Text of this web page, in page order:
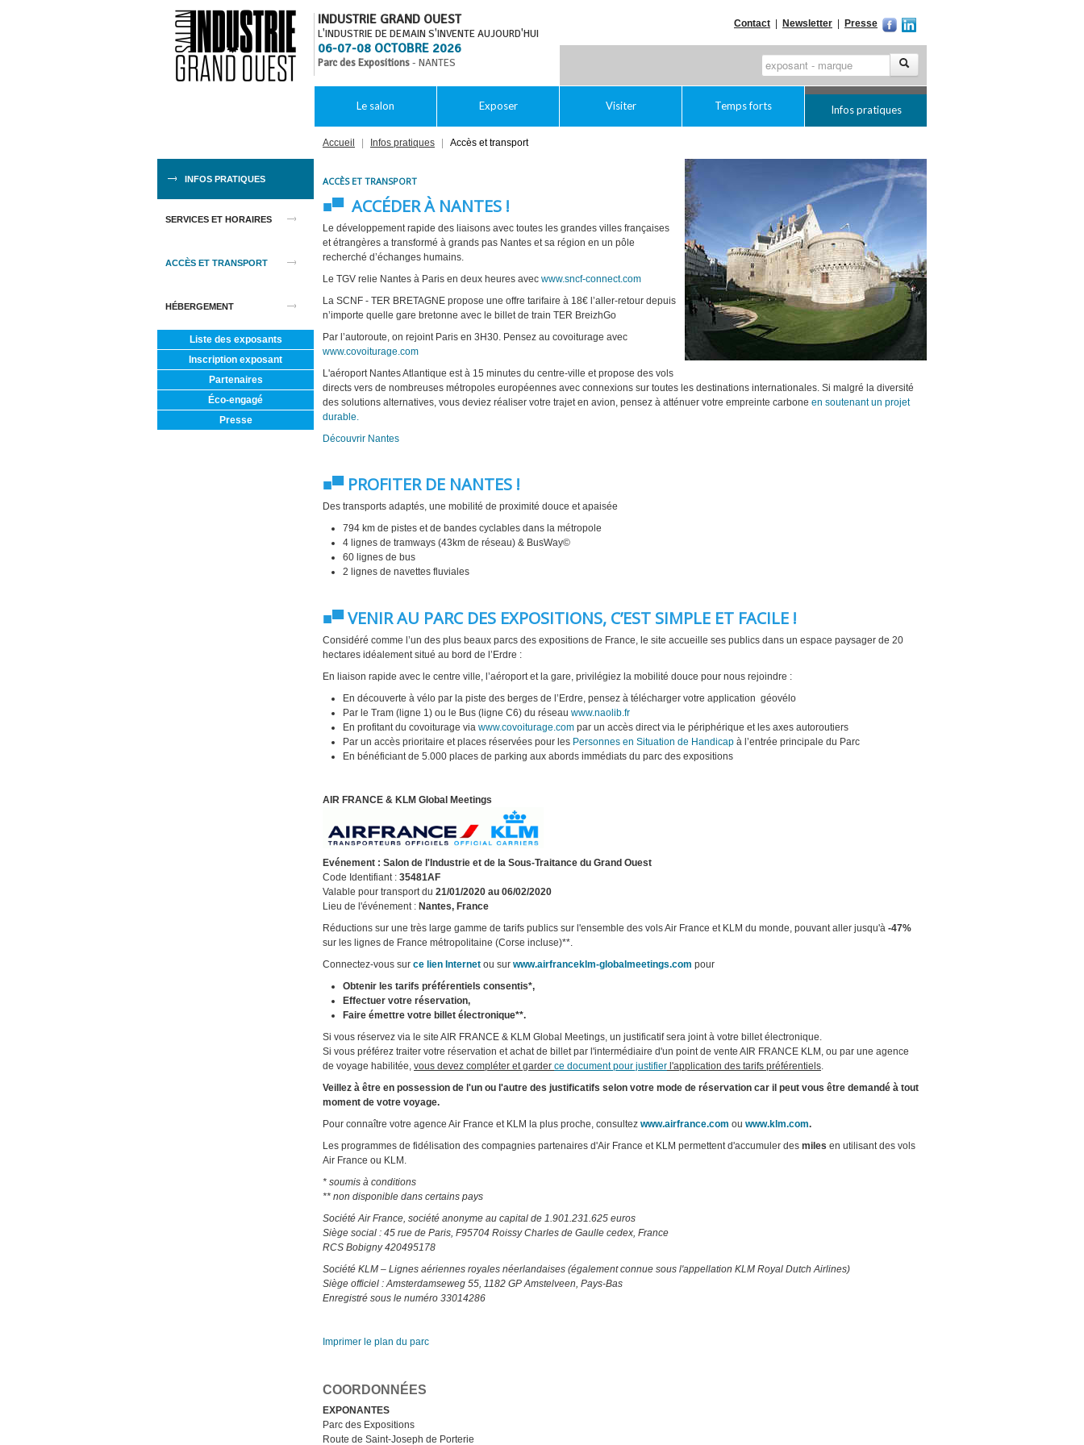
INDUSTRIE GRAND OUEST
L'INDUSTRIE DE DEMAIN S'INVENTE AUJOURD'HUI
06-07-08 OCTOBRE 2026
Parc des Expositions- NANTES
Contact Newsletter Presse
Le salon Exposer Visiter Temps forts Infos pratiques
INFOS PRATIQUES
SERVICES ET HORAIRES
ACCÈS ET TRANSPORT
HÉBERGEMENT
Liste des exposants
Inscription exposant
Partenaires
Éco-engagé
Presse
Accueil Infos pratiques Accès et transport
ACCÈS ET TRANSPORT
■▀ ACCÉDER À NANTES !
Le développement rapide des liaisons avec toutes les grandes villes françaises
et étrangères a transformé à grands pas Nantes et sa région en un pôle
recherché d’échanges humains.
Le TGV relie Nantes à Paris en deux heures avec www.sncf-connect.com
La SCNF - TER BRETAGNE propose une offre tarifaire à 18€ l’aller-retour depuis
n’importe quelle gare bretonne avec le billet de train TER BreizhGo
Par l’autoroute, on rejoint Paris en 3H30. Pensez au covoiturage avec
www.covoiturage.com
L'aéroport Nantes Atlantique est à 15 minutes du centre-ville et propose des vols
directs vers de nombreuses métropoles européennes avec connexions sur toutes les destinations internationales. Si malgré la diversité
des solutions alternatives, vous deviez réaliser votre trajet en avion, pensez à atténuer votre empreinte carbone en soutenant un projet
durable.
Découvrir Nantes
■▀ PROFITER DE NANTES !
Des transports adaptés, une mobilité de proximité douce et apaisée
794 km de pistes et de bandes cyclables dans la métropole
4 lignes de tramways (43km de réseau) & BusWay©
60 lignes de bus
2 lignes de navettes fluviales
■▀ VENIR AU PARC DES EXPOSITIONS, C’EST SIMPLE ET FACILE !
Considéré comme l’un des plus beaux parcs des expositions de France, le site accueille ses publics dans un espace paysager de 20
hectares idéalement situé au bord de l’Erdre :
En liaison rapide avec le centre ville, l’aéroport et la gare, privilégiez la mobilité douce pour nous rejoindre :
En découverte à vélo par la piste des berges de l’Erdre, pensez à télécharger votre application géovélo
Par le Tram (ligne 1) ou le Bus (ligne C6) du réseau www.naolib.fr
En profitant du covoiturage via www.covoiturage.com par un accès direct via le périphérique et les axes autoroutiers
Par un accès prioritaire et places réservées pour les Personnes en Situation de Handicap à l’entrée principale du Parc
En bénéficiant de 5.000 places de parking aux abords immédiats du parc des expositions
AIR FRANCE & KLM Global Meetings
Evénement : Salon de l'Industrie et de la Sous-Traitance du Grand Ouest
Code Identifiant : 35481AF
Valable pour transport du 21/01/2020 au 06/02/2020
Lieu de l'événement : Nantes, France
Réductions sur une très large gamme de tarifs publics sur l'ensemble des vols Air France et KLM du monde, pouvant aller jusqu'à -47%
sur les lignes de France métropolitaine (Corse incluse)**.
Connectez-vous sur ce lien Internet ou sur www.airfranceklm-globalmeetings.com pour
Obtenir les tarifs préférentiels consentis*,
Effectuer votre réservation,
Faire émettre votre billet électronique**.
Si vous réservez via le site AIR FRANCE & KLM Global Meetings, un justificatif sera joint à votre billet électronique.
Si vous préférez traiter votre réservation et achat de billet par l'intermédiaire d'un point de vente AIR FRANCE KLM, ou par une agence
de voyage habilitée, vous devez compléter et garder ce document pour justifier l'application des tarifs préférentiels.
Veillez à être en possession de l'un ou l'autre des justificatifs selon votre mode de réservation car il peut vous être demandé à tout
moment de votre voyage.
Pour connaître votre agence Air France et KLM la plus proche, consultez www.airfrance.com ou www.klm.com.
Les programmes de fidélisation des compagnies partenaires d'Air France et KLM permettent d'accumuler des miles en utilisant des vols
Air France ou KLM.
* soumis à conditions
** non disponible dans certains pays
Société Air France, société anonyme au capital de 1.901.231.625 euros
Siège social : 45 rue de Paris, F95704 Roissy Charles de Gaulle cedex, France
RCS Bobigny 420495178
Société KLM – Lignes aériennes royales néerlandaises (également connue sous l'appellation KLM Royal Dutch Airlines)
Siège officiel : Amsterdamseweg 55, 1182 GP Amstelveen, Pays-Bas
Enregistré sous le numéro 33014286
Imprimer le plan du parc
COORDONNÉES
EXPONANTES
Parc des Expositions
Route de Saint-Joseph de Porterie